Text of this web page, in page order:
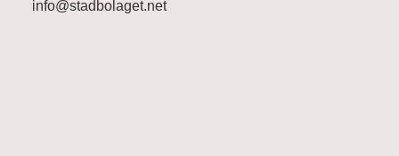
info@stadbolaget.net